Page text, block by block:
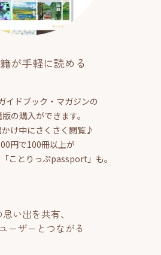
が手軽に読める
イドブック・マガジンの
の購入ができます。
け中にさくさく閲覧♪
円で100冊以上が
ことりっぷpassport」も。
い出を共有、
ーザーとつながる